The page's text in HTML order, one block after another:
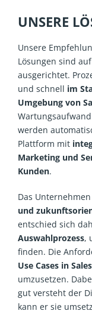
UNSERE
Unsere
Lösungen sind auf
ausgerichtet.
und schnell im
Umgebungvon
werden
Plattform mit
Marketing und
Kunden.
Das
und
entschied sich
Auswahlprozess,
finden. Die
Use Cases in
umzusetzen.
gut versteht der
kann er sie